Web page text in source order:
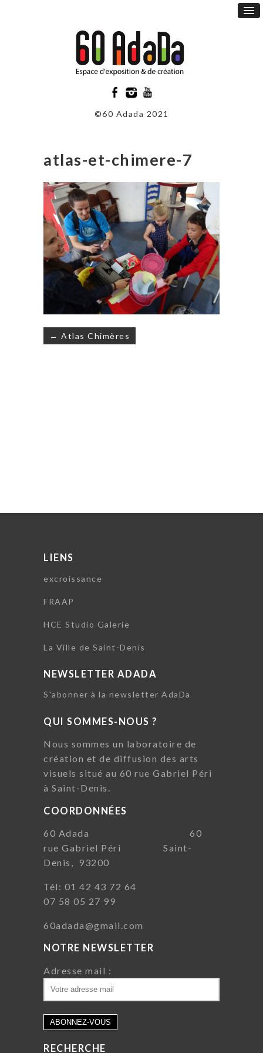
©60 Adada 2021
atlas-et-chimere-7
Navigation
de
← Atlas Chimères
LIENS
excroissance
FRAAP
HCE Studio Galerie
La Ville de Saint-Denis
NEWSLETTER ADADA
S'abonner à la newsletter AdaDa
QUI SOMMES-NOUS ?
Nous sommes un laboratoire de
création et de diffusion des arts
visuels situé au 60 rue Gabriel Péri
à Saint-Denis.
COORDONNÉES
60 Adada 60
rue Gabriel Péri Saint-
Denis, 93200
Tél: 01 42 43 72 64
07 58 05 27 99
60adada@gmail.com
NOTRE NEWSLETTER
Adresse mail :
RECHERCHE